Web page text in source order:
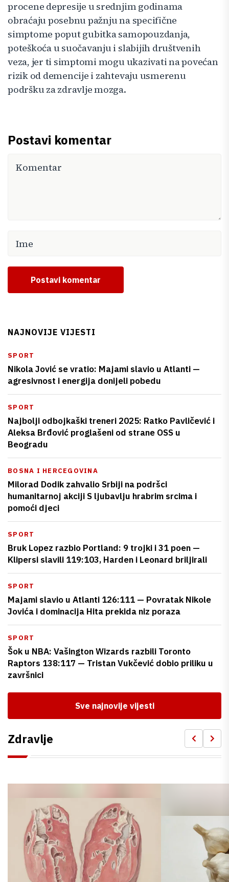
procene depresije u srednjim godinama
obraćaju posebnu pažnju na specifične
simptome poput gubitka samopouzdanja,
poteškoća u suočavanju i slabijih društvenih
veza, jer ti simptomi mogu ukazivati na povećan
rizik od demencije i zahtevaju usmerenu
podršku za zdravlje mozga.
Postavi komentar
Postavi komentar
NAJNOVIJE VIJESTI
SPORT
Nikola Jović se vratio: Majami slavio u Atlanti —
agresivnost i energija donijeli pobedu
SPORT
Najbolji odbojkaški treneri 2025: Ratko Pavličević i
Aleksa Brđović proglašeni od strane OSS u
Beogradu
BOSNA I HERCEGOVINA
Milorad Dodik zahvalio Srbiji na podršci
humanitarnoj akciji S ljubavlju hrabrim srcima i
pomoći djeci
SPORT
Bruk Lopez razbio Portland: 9 trojki i 31 poen —
Klipersi slavili 119:103, Harden i Leonard briljirali
SPORT
Majami slavio u Atlanti 126:111 — Povratak Nikole
Jovića i dominacija Hita prekida niz poraza
SPORT
Šok u NBA: Vašington Wizards razbili Toronto
Raptors 138:117 — Tristan Vukčević dobio priliku u
završnici
Sve najnovije vijesti
Zdravlje